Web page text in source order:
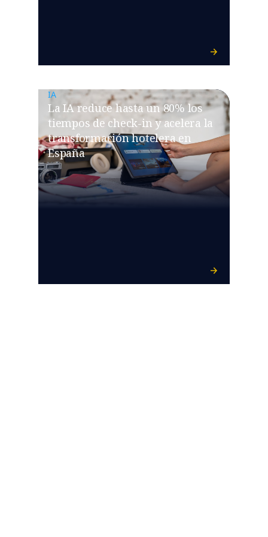
IA
La IA reduce hasta un 80% los
tiempos de check-in y acelera la
transformación hotelera en
España